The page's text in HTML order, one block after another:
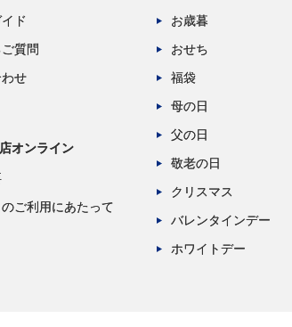
ド
質問
せ
オンライン
ご利用にあたって
お歳暮
おせち
福袋
母の日
父の日
敬老の日
クリスマス
バレンタインデー
ホワイトデー